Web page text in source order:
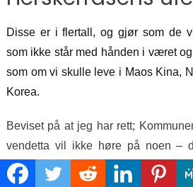
Disse er i flertall, og gjør som de
som ikke står med hånden i været
som om vi skulle leve i Maos Kina,
Korea.
Beviset på at jeg har rett;
vendetta vil ikke høre på noen –
hatefulle følelser forteller dem,